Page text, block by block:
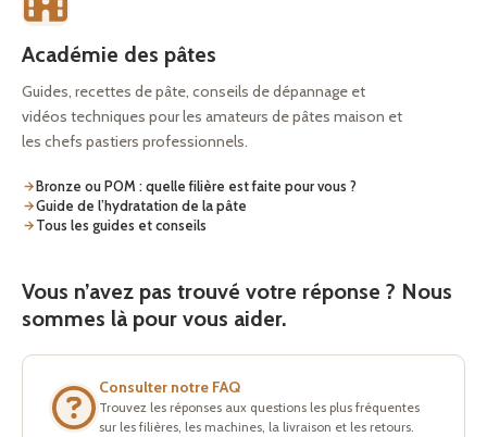
Académie des pâtes
Guides, recettes de pâte, conseils de dépannage et
vidéos techniques pour les amateurs de pâtes maison et
les chefs pastiers professionnels.
Bronze ou POM : quelle filière est faite pour vous ?
Guide de l’hydratation de la pâte
Tous les guides et conseils
Vous n’avez pas trouvé votre réponse ? Nous
sommes là pour vous aider.
Consulter notre FAQ
Trouvez les réponses aux questions les plus fréquentes
sur les filières, les machines, la livraison et les retours.